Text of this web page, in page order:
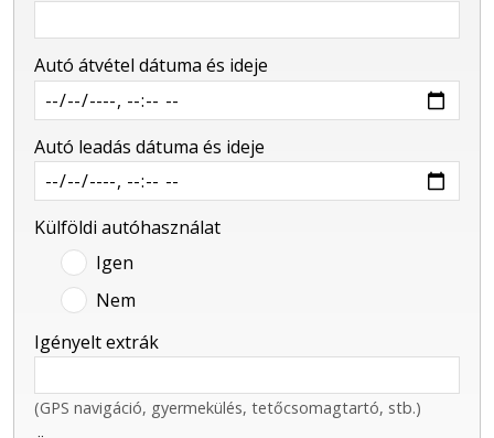
-
Autó átvétel dátuma és ideje
Autó leadás dátuma és ideje
Külföldi autóhasználat
Igen
Nem
Igényelt extrák
(GPS navigáció, gyermekülés, tetőcsomagtartó, stb.)